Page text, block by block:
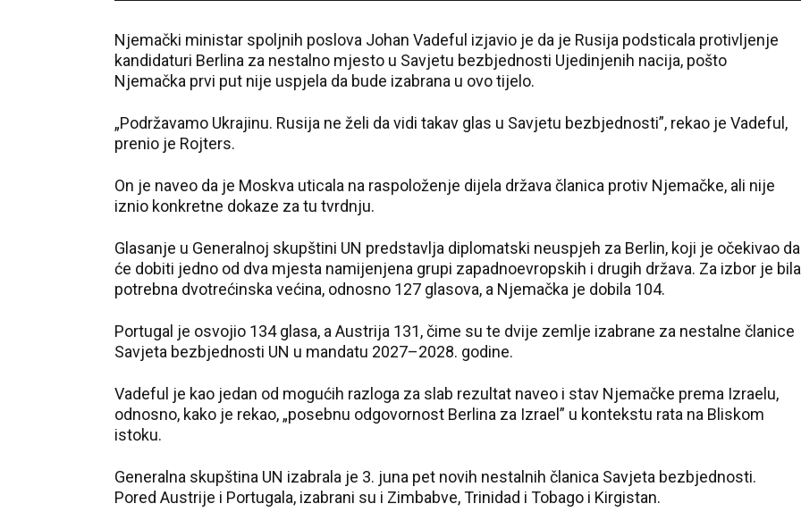
Njemački ministar spoljnih poslova Johan Vadeful izjavio je da je Rusija podsticala protivljenje
kandidaturi Berlina za nestalno mjesto u Savjetu bezbjednosti Ujedinjenih nacija, pošto
Njemačka prvi put nije uspjela da bude izabrana u ovo tijelo.
„Podržavamo Ukrajinu. Rusija ne želi da vidi takav glas u Savjetu bezbjednosti”, rekao je Vadeful,
prenio je Rojters.
On je naveo da je Moskva uticala na raspoloženje dijela država članica protiv Njemačke, ali nije
iznio konkretne dokaze za tu tvrdnju.
Glasanje u Generalnoj skupštini UN predstavlja diplomatski neuspjeh za Berlin, koji je očekivao da
će dobiti jedno od dva mjesta namijenjena grupi zapadnoevropskih i drugih država. Za izbor je bila
potrebna dvotrećinska većina, odnosno 127 glasova, a Njemačka je dobila 104.
Portugal je osvojio 134 glasa, a Austrija 131, čime su te dvije zemlje izabrane za nestalne članice
Savjeta bezbjednosti UN u mandatu 2027–2028. godine.
Vadeful je kao jedan od mogućih razloga za slab rezultat naveo i stav Njemačke prema Izraelu,
odnosno, kako je rekao, „posebnu odgovornost Berlina za Izrael” u kontekstu rata na Bliskom
istoku.
Generalna skupština UN izabrala je 3. juna pet novih nestalnih članica Savjeta bezbjednosti.
Pored Austrije i Portugala, izabrani su i Zimbabve, Trinidad i Tobago i Kirgistan.